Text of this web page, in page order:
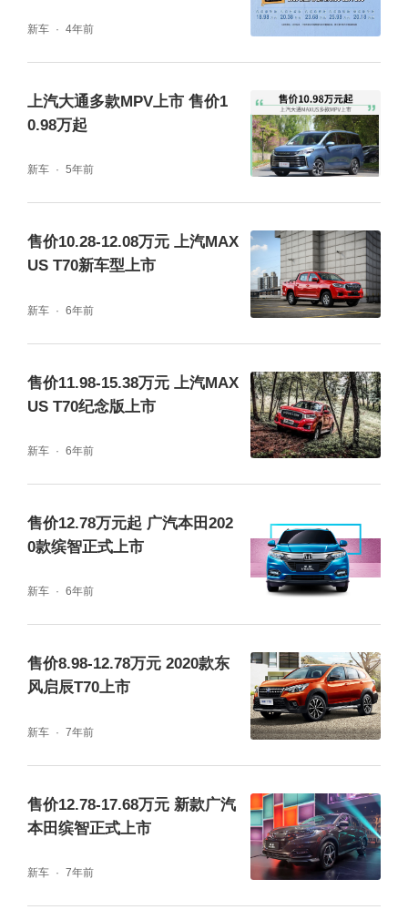
新车 4年前
上汽大通多款MPV上市 售价1
0.98万起
新车 5年前
售价10.28-12.08万元 上汽MAX
US T70新车型上市
新车 6年前
售价11.98-15.38万元 上汽MAX
US T70纪念版上市
新车 6年前
售价12.78万元起 广汽本田202
0款缤智正式上市
新车 6年前
售价8.98-12.78万元 2020款东
风启辰T70上市
新车 7年前
售价12.78-17.68万元 新款广汽
本田缤智正式上市
新车 7年前